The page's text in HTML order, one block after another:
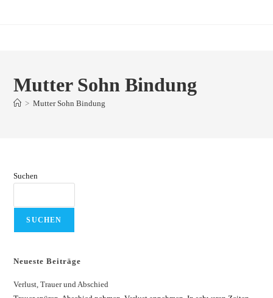
Mutter Sohn Bindung
> Mutter Sohn Bindung
Suchen
SUCHEN
Neueste Beiträge
Verlust, Trauer und Abschied